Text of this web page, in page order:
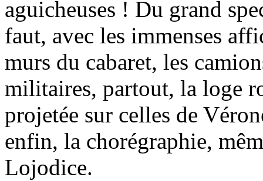
aguicheuses ! Du grand
faut, avec les immenses
murs du cabaret, les
militaires, partout, la loge
projetée sur celles de
enfin, la chorégraphie,
Lojodice.